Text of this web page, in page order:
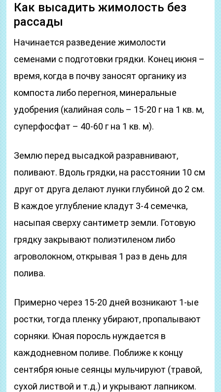
Как высадить жимолость без
рассады
Начинается разведение жимолости
семенами с подготовки грядки. Конец июня –
время, когда в почву заносят органику из
компоста либо перегноя, минеральные
удобрения (калийная соль – 15-20 г на 1 кв. м,
суперфосфат – 40-60 г на 1 кв. м).
Землю перед высадкой разравнивают,
поливают. Вдоль грядки, на расстоянии 10 см
друг от друга делают лунки глубиной до 2 см.
В каждое углубление кладут 3-4 семечка,
насыпая сверху сантиметр земли. Готовую
грядку закрывают полиэтиленом либо
агроволокном, открывая 1 раз в день для
полива.
Примерно через 15-20 дней возникают 1-ые
ростки, тогда пленку убирают, пропалывают
сорняки. Юная поросль нуждается в
каждодневном поливе. Поближе к концу
сентября юные сеянцы мульчируют (травой,
сухой листвой и т.д.) и укрывают лапником.